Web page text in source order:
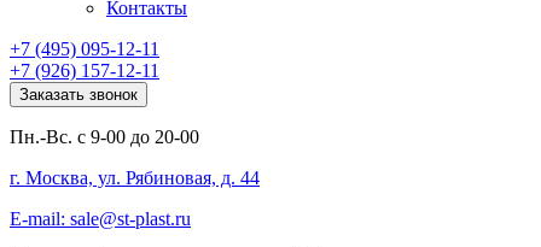
Контакты
+7 (495) 095-12-11
+7 (926) 157-12-11
Заказать звонок
Пн.-Вс. с 9-00 до 20-00
г. Москва, ул. Рябиновая, д. 44
E-mail: sale@st-plast.ru